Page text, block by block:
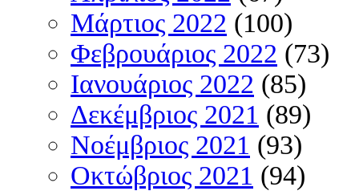
Μάρτιος 2022 (100)
Φεβρουάριος 2022 (73)
Ιανουάριος 2022 (85)
Δεκέμβριος 2021 (89)
Νοέμβριος 2021 (93)
Οκτώβριος 2021 (94)